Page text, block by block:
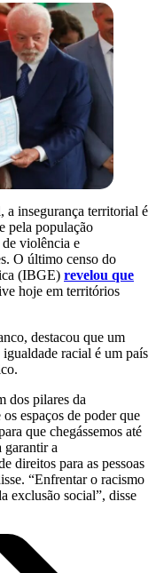
a insegurança territorial é
pela população
violência e
O último censo do
(IBGE) revelou que
hoje em territórios
destacou que um
racial é um país
dos pilares da
espaços de poder que
que chegássemos até
garantir a
direitos para as pessoas
“Enfrentar o racismo
exclusão social”, disse